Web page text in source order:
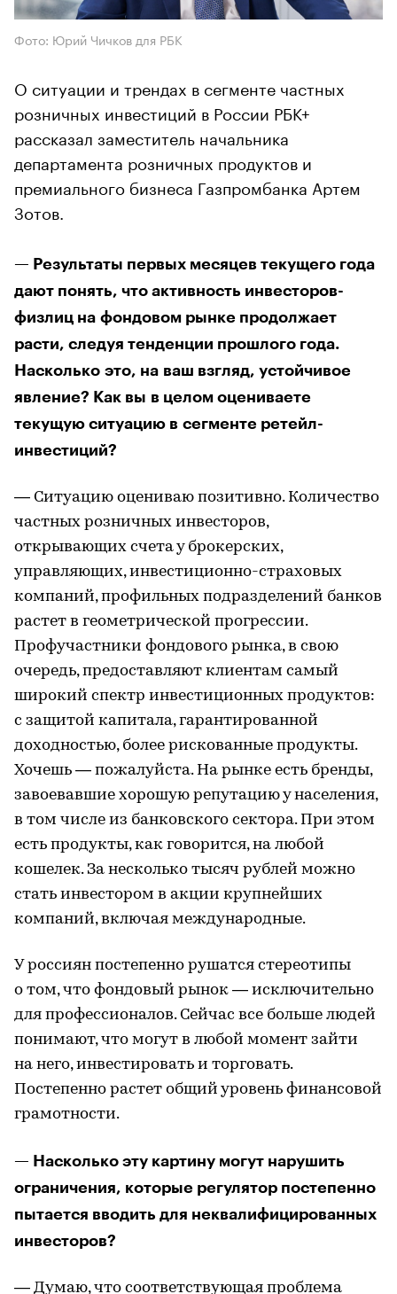
Фото: Юрий Чичков для РБК
О ситуации и трендах в сегменте частных
розничных инвестиций в России РБК+
рассказал заместитель начальника
департамента розничных продуктов и
премиального бизнеса Газпромбанка Артем
Зотов.
— Результаты первых месяцев текущего года
дают понять, что активность инвесторов-
физлиц на фондовом рынке продолжает
расти, следуя тенденции прошлого года.
Насколько это, на ваш взгляд, устойчивое
явление? Как вы в целом оцениваете
текущую ситуацию в сегменте ретейл-
инвестиций?
— Ситуацию оцениваю позитивно​. Количество
частных розничных инвесторов,
открывающих счета у брокерских,
управляющих, инвестиционно-страховых
компаний, профильных подразделений банков
растет в геометрической прогрессии.
Профучастники фондового рынка, в свою
очередь, предоставляют клиентам самый
широкий спектр инвестиционных продуктов:
с защитой капитала, гарантированной
доходностью, более рискованные продукты.
Хочешь — пожалуйста. На рынке есть бренды,
завоевавшие хорошую репутацию у населения,
в том числе из банковского сектора. При этом
есть продукты, как говорится, на любой
кошелек. За несколько тысяч рублей можно
стать инвестором в акции крупнейших
компаний, включая международные.
У россиян постепенно рушатся стереотипы
о том, что фондовый рынок — исключительно
для профессионалов. Сейчас все больше людей
понимают, что могут в любой момент зайти
на него, инвестировать и торговать.
Постепенно растет общий уровень финансовой
грамотности.
— Насколько эту картину могут нарушить
ограничения, которые регулятор постепенно
пытается вводить для неквалифицированных
инвесторов?
— Думаю, что соответствующая проблема